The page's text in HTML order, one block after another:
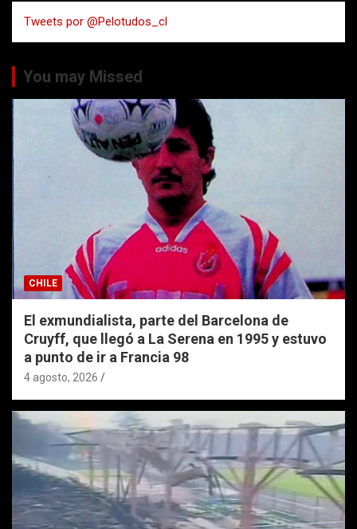
a
r
Tweets por @Pelotudos_cl
You may Missed
CHILE
El exmundialista, parte del Barcelona de
Cruyff, que llegó a La Serena en 1995 y estuvo
a punto de ir a Francia 98
4 agosto, 2026